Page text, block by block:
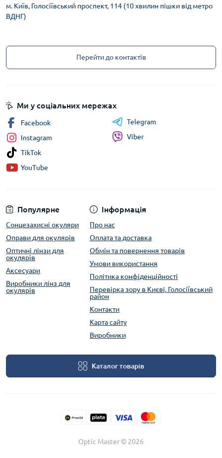
м. Київ, Голосіївський проспект, 114 (10 хвилин пішки від метро
ВДНГ)
Перейти до контактів
Популярне
Сонцезахисні окуляри
Оправи для окулярів
Оптичні лінзи для
окулярів
Аксесуари
Виробники лінз для
окулярів
Інформація
Про нас
Оплата та доставка
Обмін та повернення товарів
Умови використання
Політика конфіденційності
Перевірка зору в Києві, Голосіївський
район
Контакти
Карта сайту
Виробники
Каталог товарів
Ми у соціальних мережах
Facebook
Instagram
TikTok
YouTube
Telegram
Viber
Optic Master © 2026